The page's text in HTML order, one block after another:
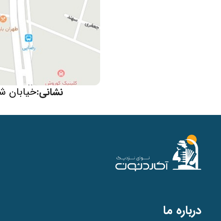
نشانی:خیابان
درباره ما